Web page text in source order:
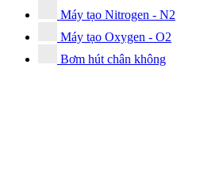
Máy tạo Nitrogen - N2
Máy tạo Oxygen - O2
Bơm hút chân không